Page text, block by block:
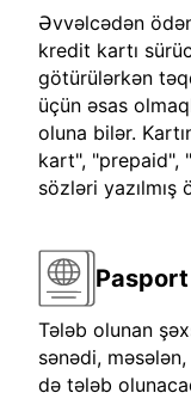
Əvvəlcədən
kredit kartı
götürülərkən
üçün əsas
oluna bilər.
kart", "prepaid",
sözləri yazılmış
Tələb olunan
sənədi,
də tələb